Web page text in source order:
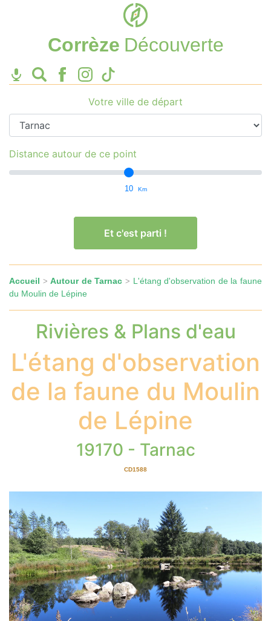
Corrèze Découverte
Votre ville de départ
Distance autour de ce point
10 Km
Et c'est parti !
Accueil >Autour de Tarnac > L'étang d'observation de la faune
du Moulin de Lépine
Rivières & Plans d'eau
L'étang d'observation
de la faune du Moulin
de Lépine
19170 - Tarnac
CD1588